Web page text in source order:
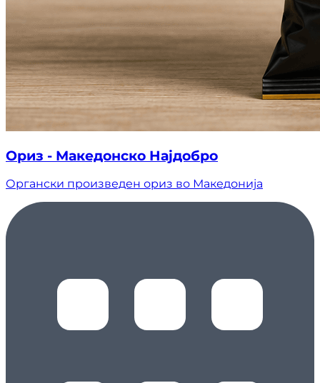
Ориз - Македонско Најдобро
Органски произведен ориз во Македонија